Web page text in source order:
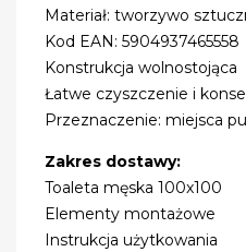
Materiał: tworzywo
Kod EAN: 5904937465558
Konstrukcja wolnostojąca
Łatwe czyszczenie i
Przeznaczenie: miejsca
Zakres dostawy:
Toaleta męska 100x100
Elementy montażowe
Instrukcja użytkowania